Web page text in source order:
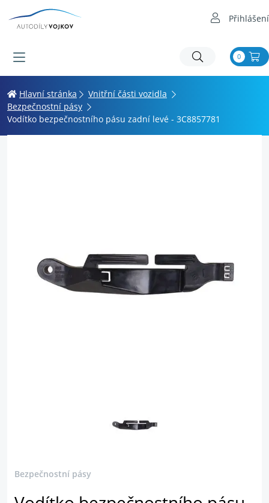
Přihlášení
0
Hlavní stránka
Vnitřní části vozidla
Bezpečnostní pásy
Vodítko bezpečnostního pásu zadní levé - 3C8857781
Bezpečnostní pásy